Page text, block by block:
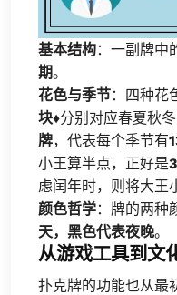
基本结构：一副牌中
期。
花色与季节：四种花
块♦分别对应春夏秋
牌，代表每个季节有
小王算半点，正好是
虑闰年时，则将大王
颜色哲学：牌的两种
天，黑色代表夜晚。
从游戏工具到文
扑克牌的功能也从最